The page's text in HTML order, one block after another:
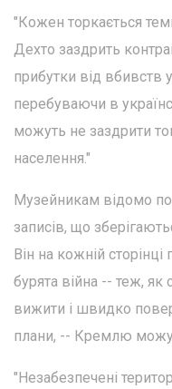
"Кожен торкається
Дехто заздрить
прибутки від вбивств
перебуваючи в
можуть не заздрити
населення."
Музейникам відомо
записів, що
Він на кожній
бурята війна -- теж, як
вижити і швидко
плани, -- Кремлю
"Незабезпечені